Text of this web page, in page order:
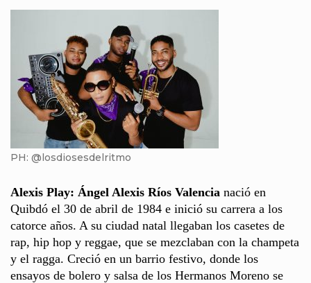
PH: @losdiosesdelritmo
Alexis Play: Ángel Alexis Ríos Valencia nació en
Quibdó el 30 de abril de 1984 e inició su carrera a los
catorce años. A su ciudad natal llegaban los casetes de
rap, hip hop y reggae, que se mezclaban con la champeta
y el ragga. Creció en un barrio festivo, donde los
ensayos de bolero y salsa de los Hermanos Moreno se